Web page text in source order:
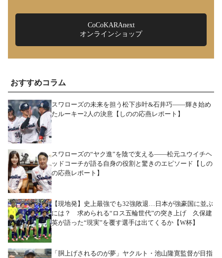
CoCoKARAnext
オンラインショップ
おすすめコラム
スワローズの未来を担う松下歩叶&石井巧――輝き始め
たルーキー2人の決意【しのの応燕レポート】
スワローズの“ヤク進”を陰で支える――松元ユウイチヘ
ッドコーチが語る自身の役割と驚きのエピソード【しの
の応燕レポート】
【現地発】史上最強でも32強敗退…日本が強豪国に並ぶ
には？ 求められる“ロス五輪世代”の突き上げ 久保建
英が語った“現実”を覆す選手は出てくるか【W杯】
「胴上げされるのが夢」ヤクルト・池山隆寛監督が目指